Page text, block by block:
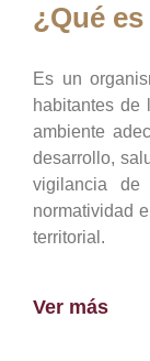
¿Qué
Es un
habitantes de
ambiente
desarrollo,
vigilancia
normatividad
territorial.
Ver más